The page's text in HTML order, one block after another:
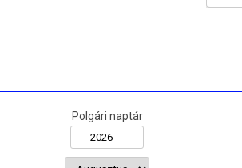
Polgári naptár